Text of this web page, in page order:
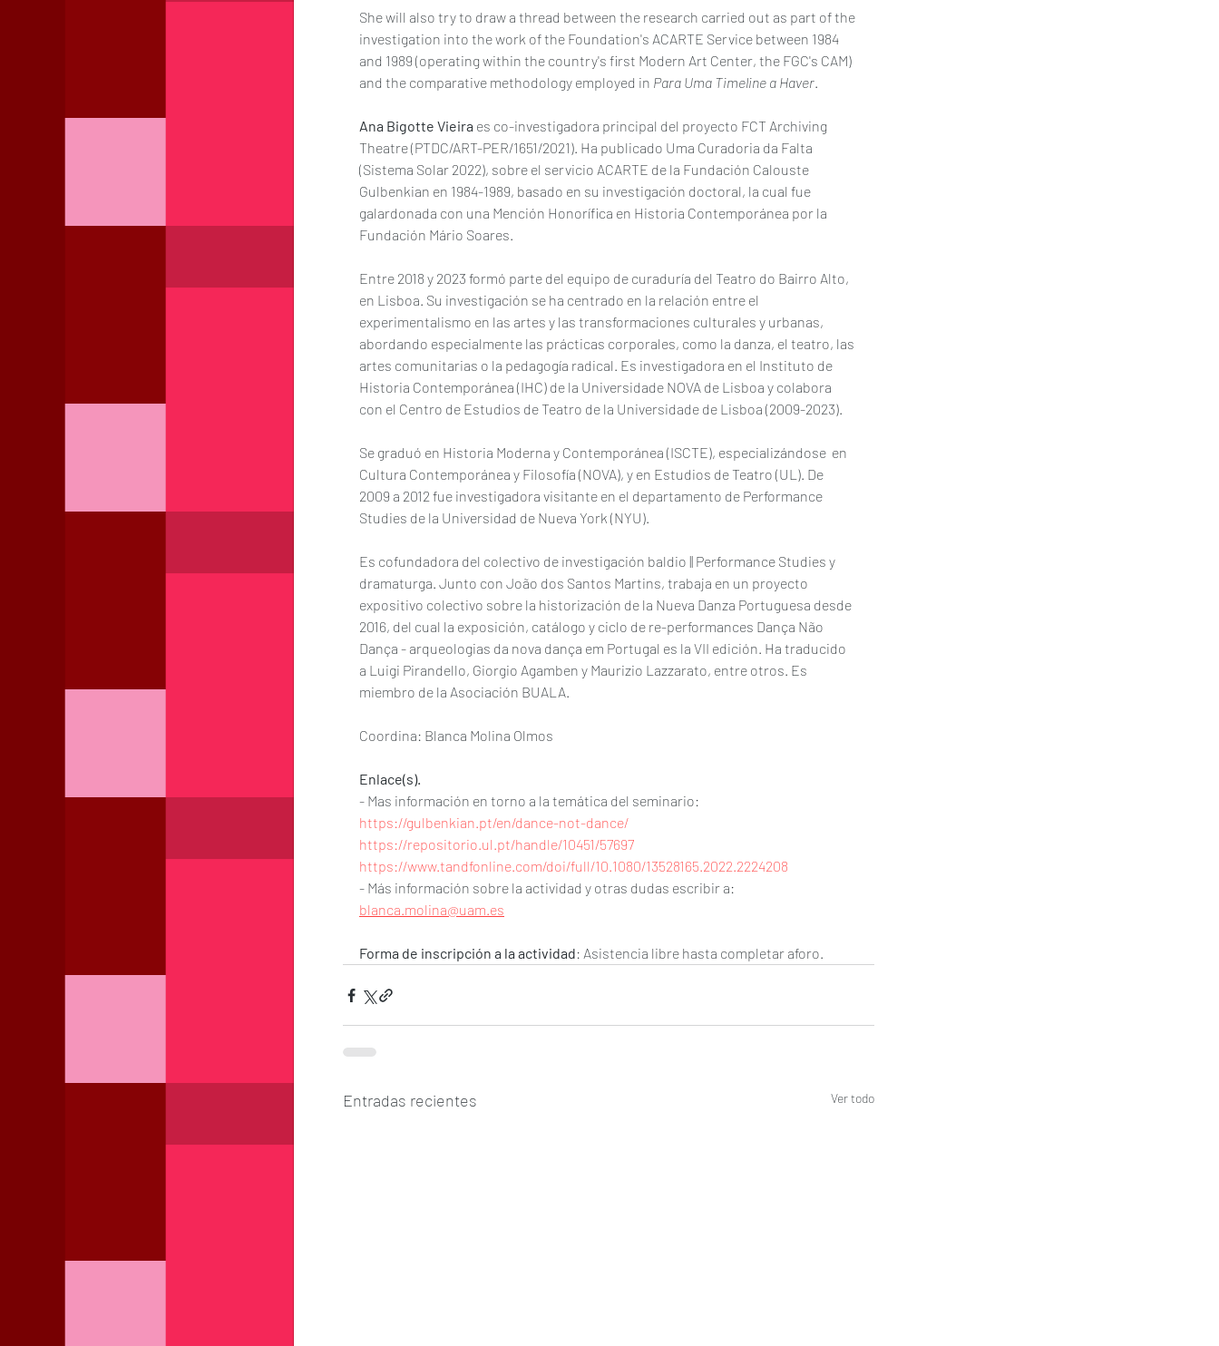
She will also try to draw a thread between the research carried out as part of the
investigation into the work of the Foundation's ACARTE Service between 1984
and 1989 (operating within the country's first Modern Art Center, the FGC's CAM)
and the comparative methodology employed in Para Uma Timeline a Haver.
Ana Bigotte Vieira es co-investigadora principal del proyecto FCT Archiving
Theatre (PTDC/ART-PER/1651/2021). Ha publicado Uma Curadoria da Falta
(Sistema Solar 2022), sobre el servicio ACARTE de la Fundación Calouste
Gulbenkian en 1984-1989, basado en su investigación doctoral, la cual fue
galardonada con una Mención Honorífica en Historia Contemporánea por la
Fundación Mário Soares.
Entre 2018 y 2023 formó parte del equipo de curaduría del Teatro do Bairro Alto,
en Lisboa. Su investigación se ha centrado en la relación entre el
experimentalismo en las artes y las transformaciones culturales y urbanas,
abordando especialmente las prácticas corporales, como la danza, el teatro, las
artes comunitarias o la pedagogía radical. Es investigadora en el Instituto de
Historia Contemporánea (IHC) de la Universidade NOVA de Lisboa y colabora
con el Centro de Estudios de Teatro de la Universidade de Lisboa (2009-2023).
Se graduó en Historia Moderna y Contemporánea (ISCTE), especializándose  en
Cultura Contemporánea y Filosofía (NOVA), y en Estudios de Teatro (UL). De
2009 a 2012 fue investigadora visitante en el departamento de Performance
Studies de la Universidad de Nueva York (NYU).
Es cofundadora del colectivo de investigación baldio || Performance Studies y
dramaturga. Junto con João dos Santos Martins, trabaja en un proyecto
expositivo colectivo sobre la historización de la Nueva Danza Portuguesa desde
2016, del cual la exposición, catálogo y ciclo de re-performances Dança Não
Dança - arqueologias da nova dança em Portugal es la VII edición. Ha traducido
a Luigi Pirandello, Giorgio Agamben y Maurizio Lazzarato, entre otros. Es
miembro de la Asociación BUALA.
Coordina: Blanca Molina Olmos
Enlace(s).
- Mas información en torno a la temática del seminario:
https://gulbenkian.pt/en/dance-not-dance/
https://repositorio.ul.pt/handle/10451/57697
https://www.tandfonline.com/doi/full/10.1080/13528165.2022.2224208
- Más información sobre la actividad y otras dudas escribir a:
blanca.molina@uam.es
Forma de inscripción a la actividad: Asistencia libre hasta completar aforo.
Entradas recientes Ver todo